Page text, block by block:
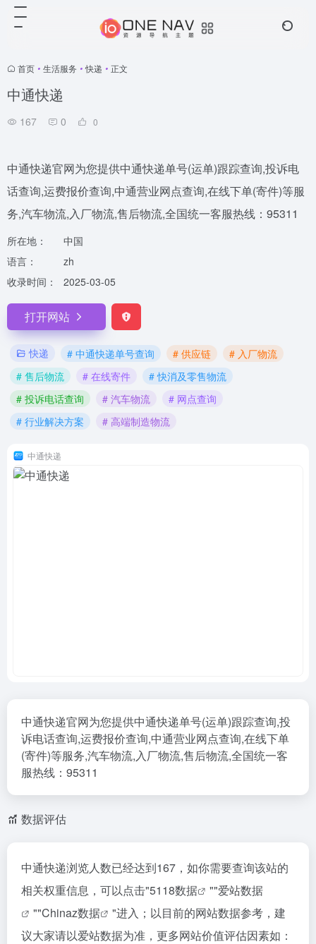
首页 • 生活服务 • 快递 • 正文
中通快递
167 0 0
中通快递官网为您提供中通快递单号(运单)跟踪查询,投诉电
话查询,运费报价查询,中通营业网点查询,在线下单(寄件)等服
务,汽车物流,入厂物流,售后物流,全国统一客服热线：95311
所在地：
中国
语言：
zh
收录时间：
2025-03-05
打开网站
快递 # 中通快递单号查询 # 供应链
# 入厂物流
# 售后物流
# 在线寄件
# 快消及零售物流
# 投诉电话查询
# 汽车物流
# 网点查询
# 行业解决方案
# 高端制造物流
中通快递
中通快递官网为您提供中通快递单号(运单)跟踪查询,投
诉电话查询,运费报价查询,中通营业网点查询,在线下单
(寄件)等服务,汽车物流,入厂物流,售后物流,全国统一客
服热线：95311
数据评估
中通快递浏览人数已经达到167，如你需要查询该站的
相关权重信息，可以点击"5118数据 ""爱站数据
""Chinaz数据
"进入；以目前的网站数据参考，建
议大家请以爱站数据为准，更多网站价值评估因素如：